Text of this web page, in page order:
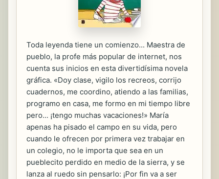
Toda leyenda tiene un comienzo... Maestra de
pueblo, la profe más popular de internet, nos
cuenta sus inicios en esta divertidísima novela
gráfica. «Doy clase, vigilo los recreos, corrijo
cuadernos, me coordino, atiendo a las familias,
programo en casa, me formo en mi tiempo libre
pero... ¡tengo muchas vacaciones!» María
apenas ha pisado el campo en su vida, pero
cuando le ofrecen por primera vez trabajar en
un colegio, no le importa que sea en un
pueblecito perdido en medio de la sierra, y se
lanza al ruedo sin pensarlo: ¡Por fin va a ser